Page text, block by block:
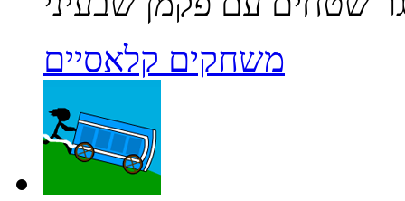
משחקים קלאסיים